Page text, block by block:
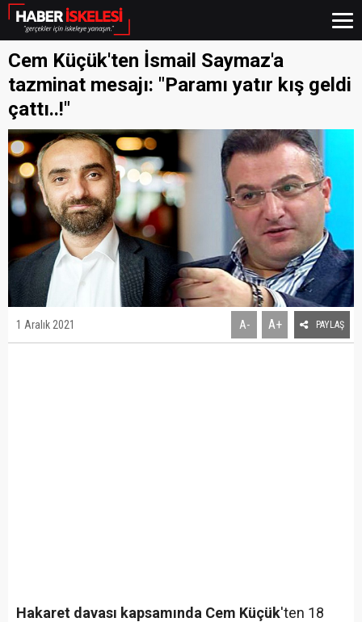
Cem Küçük'ten İsmail Saymaz'a
tazminat mesajı: "Paramı yatır kış geldi
çattı..!"
1 Aralık 2021 A- A+ PAYLAŞ
Hakaret davası kapsamında Cem Küçük'ten 18